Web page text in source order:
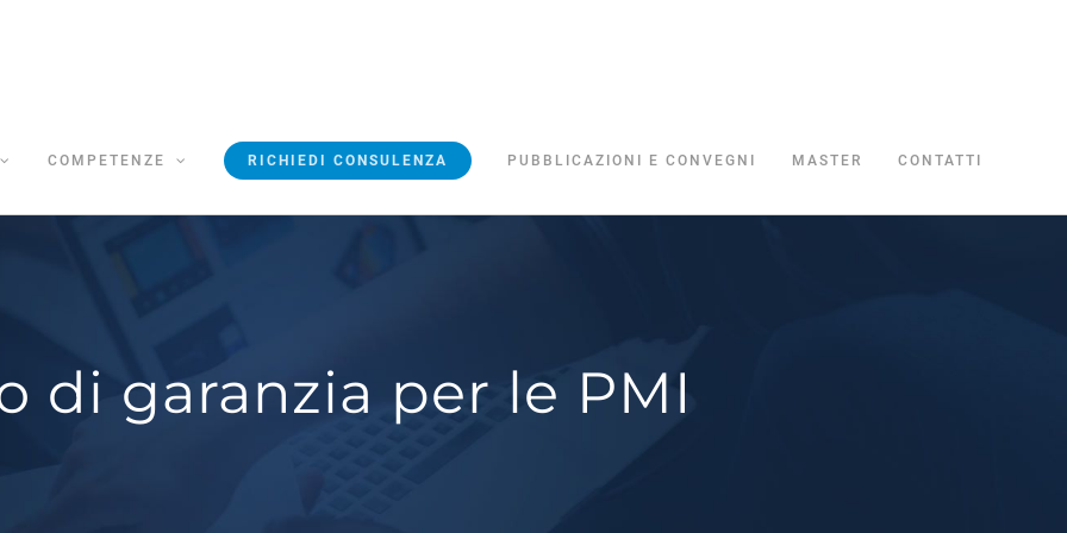
COMPETENZE RICHIEDI CONSULENZA PUBBLICAZIONI E CONVEGNI MASTER CONTATTI
di garanzia per le PMI